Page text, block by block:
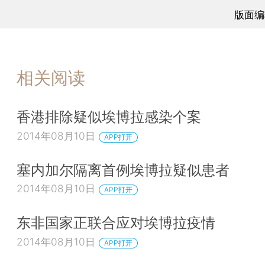
版面
相关阅读
香港排除疑似埃博拉感染个案
2014年08月10日 APP打开
塞内加尔隔离首例埃博拉疑似患者
2014年08月10日 APP打开
东非国家正联合应对埃博拉疫情
2014年08月10日 APP打开